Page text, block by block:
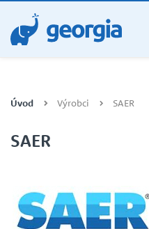
Úvod Výrobci SAER
SAER